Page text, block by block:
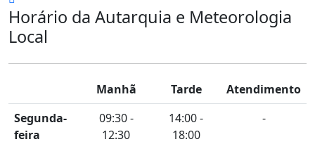
Horário da Autarquia e Meteorologia
Local
Manhã Tarde
Atendimento
Segunda-
feira
09:30 -
12:30
14:00 -
18:00
-